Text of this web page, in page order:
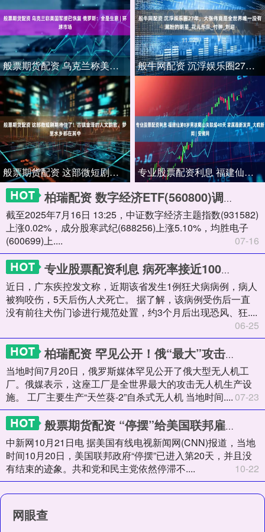
般票期货配资 乌克兰称美国军援已恢复 俄罗斯：全是生意 | 环球市场 般牛网配资 沉浮娱乐圈27年，大张伟竟是全世界唯一没有黑粉的明星_花儿乐队_付翀_刘迎
般票期货配资 这部微短剧期待住了！古镇金泽的人文韵致、梦里水乡都在其中 专业股票配资利息 福建仙游8岁男孩爬山失联超40天 家属最新发声_大皖新闻 | 安徽网
柏瑞配资 数字经济ETF(560800)调整蓄势，机构：数据有望成为中国AI产业弯道超车的主要抓手
截至2025年7月16日 13:25，中证数字经济主题指数(931582)
上涨0.02%，成分股寒武纪(688256)上涨5.10%，均胜电子
(600699)上....
07-16
专业股票配资利息 病死率接近100%！近期广东已出现1例，专家：被伤后的处理方式有这些
近日，广东疾控发文称，近期该省发生1例狂犬病病例，病人
被狗咬伤，5天后伤人犬死亡。 据了解，该病例受伤后一直
没有前往犬伤门诊进行规范处置，约3个月后出现恐风、狂....
06-25
柏瑞配资 罕见公开！俄“最大”攻击无人机工厂曝光
当地时间7月20日，俄罗斯媒体罕见公开了俄大型无人机工
厂。俄媒表示，这座工厂是全世界最大的攻击无人机生产设
施。 工厂主要生产“天竺葵-2”自杀式无人机 当地时间.... 07-23
般票期货配资 “停摆”给美国联邦雇员和民众带来巨大压力 4200万人或受影响
中新网10月21日电 据美国有线电视新闻网(CNN)报道，当地
时间10月20日，美国联邦政府“停摆”已进入第20天，并且没
有结束的迹象。共和党和民主党依然停滞不....
10-22
网眼查